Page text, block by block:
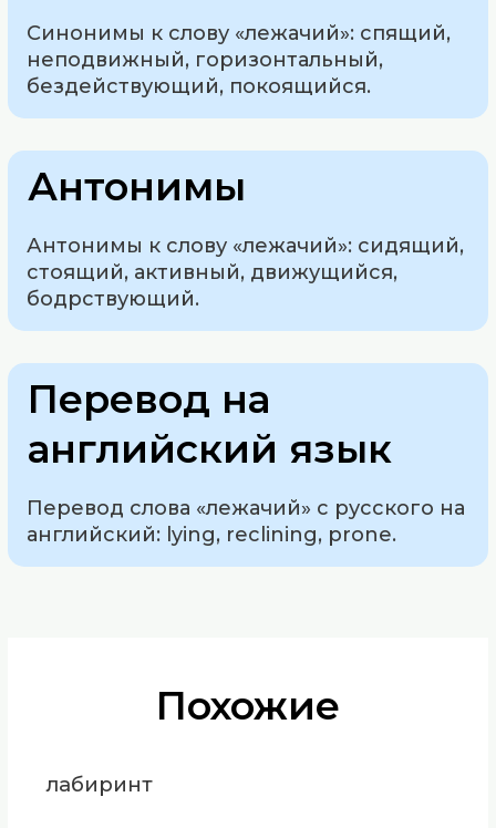
Синонимы к слову «лежачий»: спящий,
неподвижный, горизонтальный,
бездействующий, покоящийся.
Антонимы
Антонимы к слову «лежачий»: сидящий,
стоящий, активный, движущийся,
бодрствующий.
Перевод на
английский язык
Перевод слова «лежачий» с русского на
английский: lying, reclining, prone.
Похожие
лабиринт